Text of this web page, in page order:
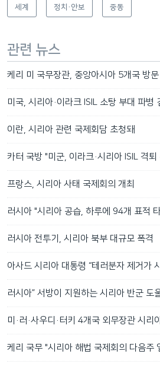
세계 정치·안보 중동
관련 뉴스
케리 미 국무장관, 중앙아시아 5개국 방문
미국, 시리아·이라크 ISIL 소탕 부대 파병
이란, 시리아 관련 국제회담 초청돼
카터 국방 "미군, 이라크·시리아 ISIL 격
프랑스, 시리아 사태 국제회의 개최
러시아 "시리아 공습, 하루에 94개 표적
러시아 전투기, 시리아 북부 대규모 폭격
아사드 시리아 대통령 “테러분자 제거가
러시아” 서방이 지원하는 시리아 반군 도
미·러·사우디·터키 4개국 외무장관 시리
케리 국무 "시리아 해법 국제회의 다음주